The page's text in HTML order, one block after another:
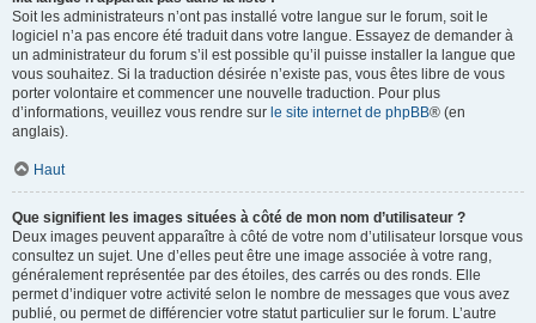
Soit les administrateurs n’ont pas installé votre langue sur le forum, soit le
logiciel n’a pas encore été traduit dans votre langue. Essayez de demander à
un administrateur du forum s’il est possible qu’il puisse installer la langue que
vous souhaitez. Si la traduction désirée n’existe pas, vous êtes libre de vous
porter volontaire et commencer une nouvelle traduction. Pour plus
d’informations, veuillez vous rendre sur le site internet de phpBB® (en
anglais).
Haut
Que signifient les images situées à côté de mon nom d’utilisateur ?
Deux images peuvent apparaître à côté de votre nom d’utilisateur lorsque vous
consultez un sujet. Une d’elles peut être une image associée à votre rang,
généralement représentée par des étoiles, des carrés ou des ronds. Elle
permet d’indiquer votre activité selon le nombre de messages que vous avez
publié, ou permet de différencier votre statut particulier sur le forum. L’autre